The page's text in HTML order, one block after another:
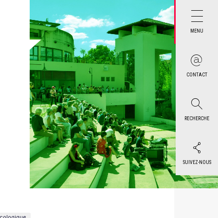
MENU
CONTACT
RECHERCHE
SUIVEZ-NOUS